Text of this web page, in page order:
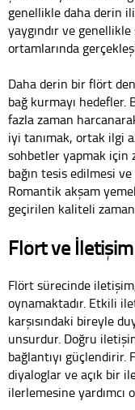
genellikle daha derin
yaygındır ve
ortamlarında
Daha derin bir flört
bağ kurmayı
fazla zaman
iyi tanımak, ortak ilgi
sohbetler yapmak için
bağın tesis edilmesi
Romantik akşam
geçirilen kaliteli
Flört ve İletişim
Flört sürecinde
oynamaktadır. Etkili
karşısındaki bireyle
unsurdur. Doğru
bağlantıyı güçlendirir.
diyaloglar ve açık bir
ilerlemesine yardımcı